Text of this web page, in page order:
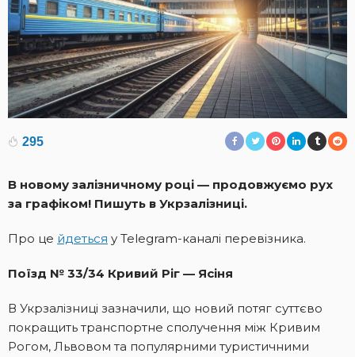
295
В новому залізничному році — продовжуємо рух
за графіком! Пишуть в Укрзалізниці.
Про це йдеться у Telegram-каналі перевізника.
Поїзд № 33/34 Кривий Ріг — Ясіня
В Укрзалізниці зазначили, що новий потяг суттєво
покращить транспортне сполучення між Кривим
Рогом, Львовом та популярними туристичними